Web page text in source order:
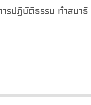
ปฏิบัติธรรม ทำสมา